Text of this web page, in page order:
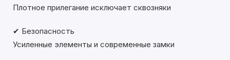
Плотное прилегание исключает сквозняки
✔ Безопасность
Усиленные элементы и современные замки